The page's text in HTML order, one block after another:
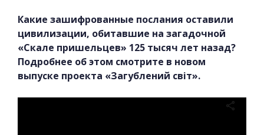
Какие зашифрованные послания оставили
цивилизации, обитавшие на загадочной
«Скале пришельцев» 125 тысяч лет назад?
Подробнее об этом смотрите в новом
выпуске проекта «Загублений світ».